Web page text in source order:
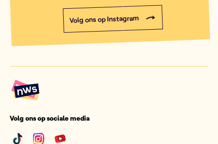
Volg ons op Instagram
Volg ons op sociale media